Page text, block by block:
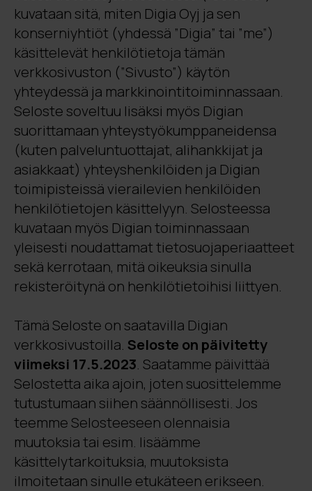
kuvataan sitä, miten Digia Oyj ja sen
konserniyhtiöt (yhdessä ”Digia” tai ”me”)
käsittelevät henkilötietoja tämän
verkkosivuston (”Sivusto”) käytön
yhteydessä ja markkinointitoiminnassaan.
Seloste soveltuu lisäksi myös Digian
suorittamaan yhteystyökumppaneidensa
(kuten palveluntuottajat, alihankkijat ja
asiakkaat) yhteyshenkilöiden ja Digian
toimipisteissä vierailevien henkilöiden
henkilötietojen käsittelyyn. Selosteessa
kuvataan myös Digian toiminnassaan
yleisesti noudattamat tietosuojaperiaatteet
sekä kerrotaan, mitä oikeuksia sinulla
rekisteröitynä on henkilötietoihisi liittyen.
Tämä Seloste on saatavilla Digian
verkkosivustoilla. Seloste on päivitetty
viimeksi 17.5.2023. Saatamme päivittää
Selostetta aika ajoin, joten suosittelemme
tutustumaan siihen säännöllisesti. Jos
teemme Selosteeseen olennaisia
muutoksia tai esim. lisäämme
käsittelytarkoituksia, muutoksista
ilmoitetaan sinulle etukäteen erikseen.